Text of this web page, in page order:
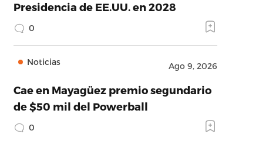
Presidencia de EE.UU. en 2028
0
Noticias Ago 9, 2026
Cae en Mayagüez premio segundario
de $50 mil del Powerball
0